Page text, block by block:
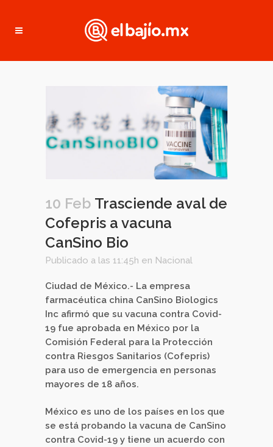
10 Feb Trasciende aval de
Cofepris a vacuna
CanSino Bio
Publicado a las 11:45h en Nacional
Ciudad de México.- La empresa
farmacéutica china CanSino Biologics
Inc afirmó que su vacuna contra Covid-
19 fue aprobada en México por la
Comisión Federal para la Protección
contra Riesgos Sanitarios (Cofepris)
para uso de emergencia en personas
mayores de 18 años.
México es uno de los países en los que
se está probando la vacuna de CanSino
contra Covid-19 y tiene un acuerdo con